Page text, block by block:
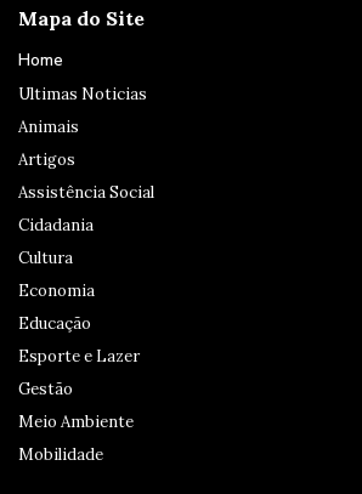
Mapa do Site
Home
Ultimas Noticias
Animais
Artigos
Assistência Social
Cidadania
Cultura
Economia
Educação
Esporte e Lazer
Gestão
Meio Ambiente
Mobilidade